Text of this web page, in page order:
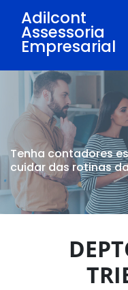
Adilcont
Assessoria
Empresarial
Tenha contadores
cuidar das rotinas